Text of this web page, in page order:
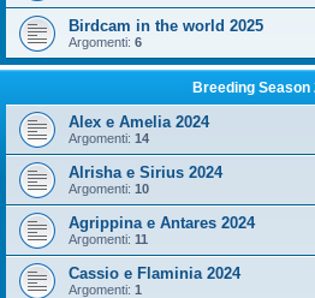
Birdcam in the world 2025
Argomenti: 6
Breeding Season
Alex e Amelia 2024
Argomenti: 14
Alrisha e Sirius 2024
Argomenti: 10
Agrippina e Antares 2024
Argomenti: 11
Cassio e Flaminia 2024
Argomenti: 1